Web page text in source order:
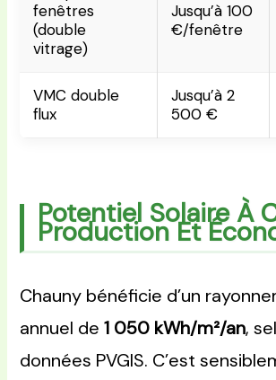
fenêtres
(double
vitrage)
Jusqu’à 100
€/fenêtre
VMC double
flux
Jusqu’à 2
500 €
Potentiel Solaire À
Production Et
Chauny bénéficie d’un
annuel de1 050 kWh/m²/an,
données PVGIS. C’est